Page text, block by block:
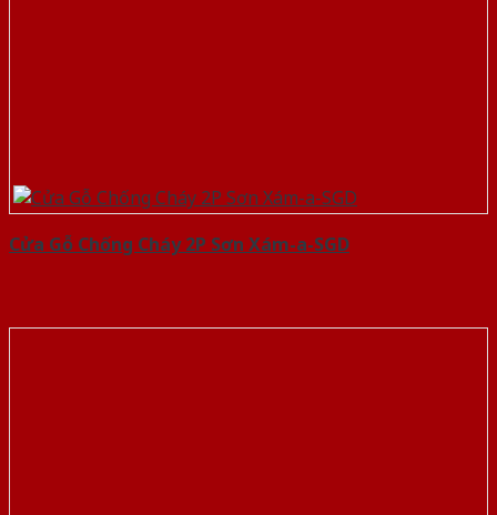
Cửa Gỗ Chống Cháy 2P Sơn Xám-a-SGD